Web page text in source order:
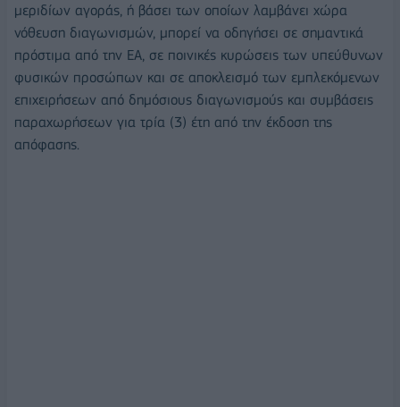
μεριδίων αγοράς, ή βάσει των οποίων λαμβάνει χώρα
νόθευση διαγωνισμών, μπορεί να οδηγήσει σε σημαντικά
πρόστιμα από την ΕΑ, σε ποινικές κυρώσεις των υπεύθυνων
φυσικών προσώπων και σε αποκλεισμό των εμπλεκόμενων
επιχειρήσεων από δημόσιους διαγωνισμούς και συμβάσεις
παραχωρήσεων για τρία (3) έτη από την έκδοση της
απόφασης.